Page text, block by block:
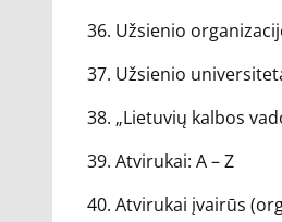
36. Užsienio
37. Užsienio
38. „Lietuvių kalbos
39. Atvirukai: A – Z
40. Atvirukai įvairūs